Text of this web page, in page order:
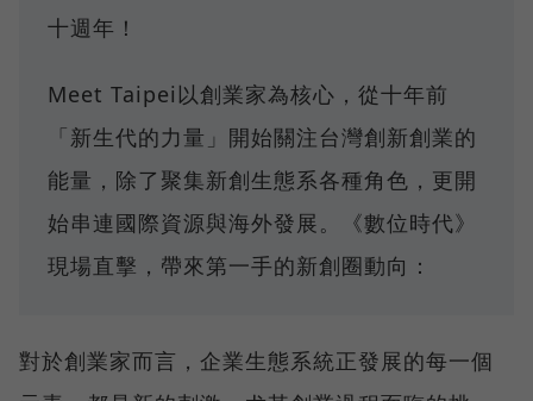
十週年！
Meet Taipei以創業家為核心，從十年前
「新生代的力量」開始關注台灣創新創業的
能量，除了聚集新創生態系各種角色，更開
始串連國際資源與海外發展。《數位時代》
現場直擊，帶來第一手的新創圈動向：
對於創業家而言，企業生態系統正發展的每一個